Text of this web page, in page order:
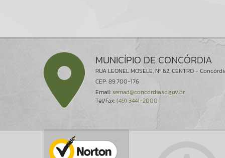
MUNICÍPIO DE CONCÓRDIA
RUA LEONEL MOSELE, Nº 62, CENTRO -
CEP: 89.700-176
Email:semad@concordia.sc.gov.br
Tel/Fax:(49) 3441-2000